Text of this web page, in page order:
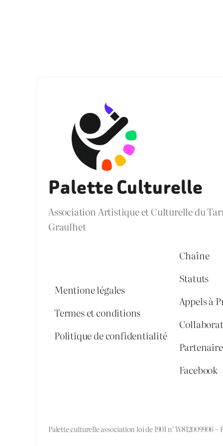
Palette Culturelle
Association Artistique et Culturelle du
Graulhet
Mentione légales
Termes et conditions
Politique de confidentialité
Chaîne
Statuts
Appels à
Facebook
Palette culturelle association loi de 1901 n° W812009906 –